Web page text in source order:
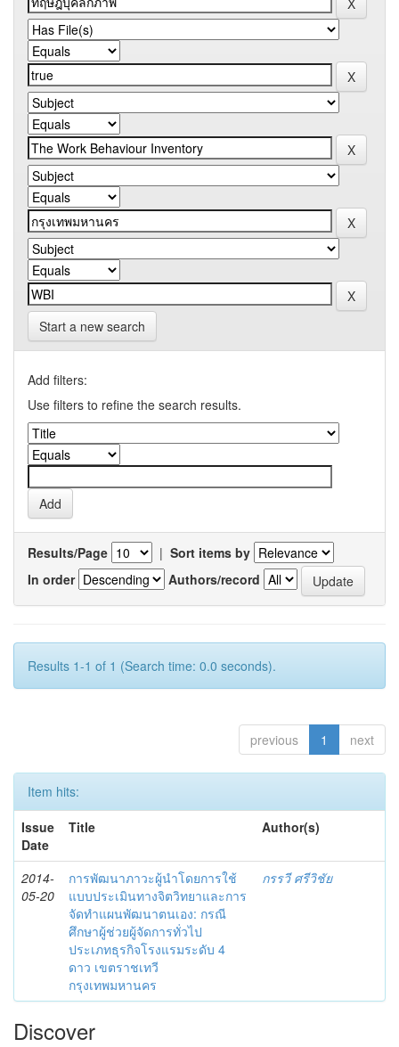
Start a new search
Add filters:
Use filters to refine the search results.
Results/Page | Sort items by
In order
Authors/record
Results 1-1 of 1 (Search time: 0.0 seconds).
previous 1 next
Item hits:
Issue
Date
Title Author(s)
2014-
05-20
การพัฒนาภาวะผู้นำโดยการใช้
แบบประเมินทางจิตวิทยาและการ
จัดทำแผนพัฒนาตนเอง: กรณี
ศึกษาผู้ช่วยผู้จัดการทั่วไป
ประเภทธุรกิจโรงแรมระดับ 4
ดาว เขตราชเทวี
กรุงเทพมหานคร
กรรวี ศรีวิชัย
Discover